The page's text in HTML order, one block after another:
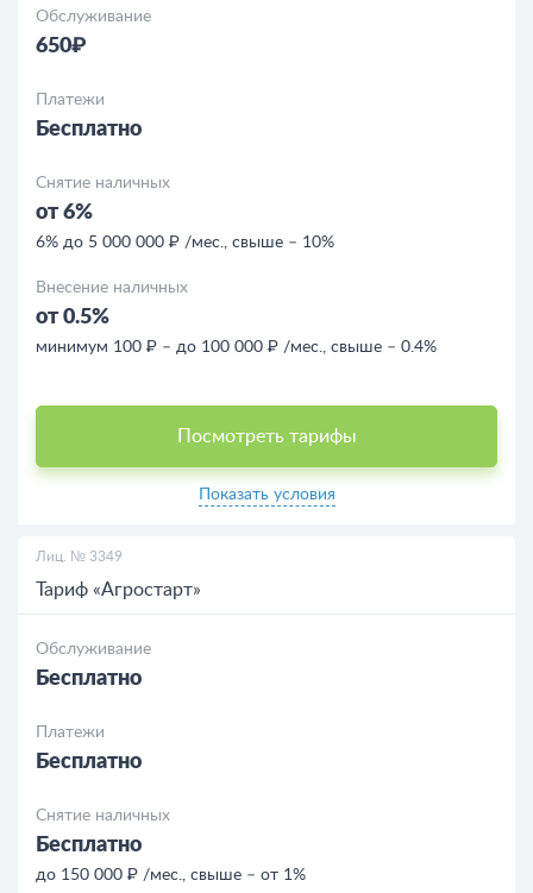
Обслуживание
650₽
Платежи
Бесплатно
Снятие наличных
от 6%
6% до 5 000 000 ₽ /мес., свыше – 10%
Внесение наличных
от 0.5%
минимум 100 ₽ – до 100 000 ₽ /мес., свыше – 0.4%
Посмотреть тарифы
Показать условия
Лиц. № 3349
Тариф «Агростарт»
Обслуживание
Бесплатно
Платежи
Бесплатно
Снятие наличных
Бесплатно
до 150 000 ₽ /мес., свыше – от 1%